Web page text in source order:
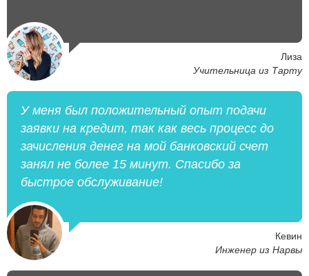
Лиза
Учительница из Тарту
У меня был положительный опыт подачи
заявки на кредит, так как весь процесс до
зачисления денег на мой банковский счет
занял не более 15 минут. Спасибо за
быстрое обслуживание!
Кевин
Инженер из Нарвы